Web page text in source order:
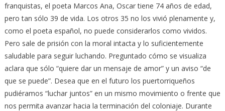
franquistas, el poeta Marcos Ana, Oscar tiene 74 años de edad,
pero tan sólo 39 de vida. Los otros 35 no los vivió plenamente y,
como el poeta español, no puede considerarlos como vividos.
Pero sale de prisión con la moral intacta y lo suficientemente
saludable para seguir luchando. Preguntado cómo se visualiza
aclara que sólo “quiere dar un mensaje de amor” y un aviso “de
que se puede”. Desea que en el futuro los puertorriqueños
pudiéramos “luchar juntos” en un mismo movimiento o frente que
nos permita avanzar hacia la terminación del coloniaje. Durante